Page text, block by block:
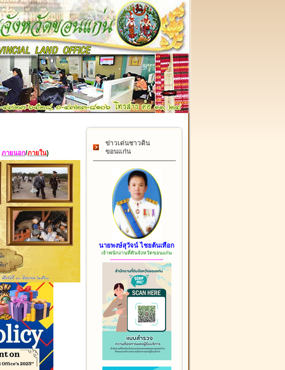
๑๗ กุมภาพันธ์ "วันคล้ายวันสถาปนากรมที่ดิน" ครบรอบ ๑๒๒
ภายนอก/ภายใน)
ข่าวเด่นชาวดิน
ขอนแก่น
นายพงษ์สุวัจน์ ไชยต้นเทือก
เจ้าพนักงานที่ดินจังหวัดขอนแก่น
------------------------------------